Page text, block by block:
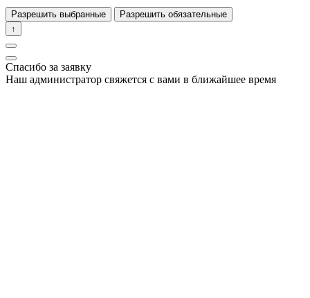
Разрешить выбранные
Разрешить обязательные
↑
Спасибо за заявку
Наш администратор свяжется с вами в ближайшее время